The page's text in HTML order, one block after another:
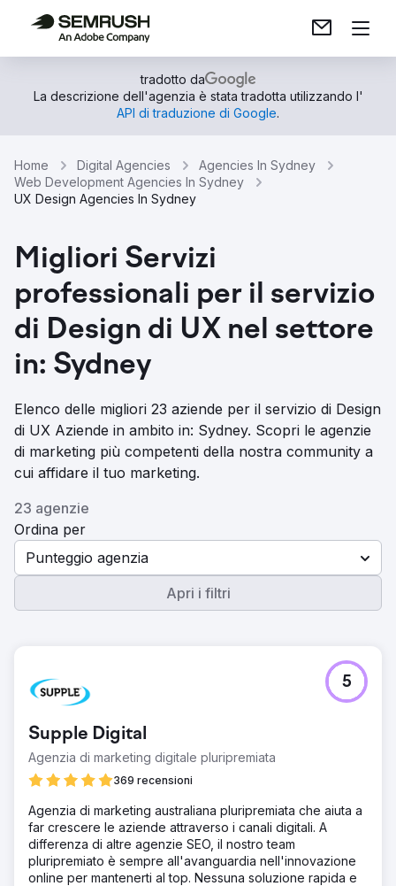
tradotto da
La descrizione dell'agenzia è stata tradotta utilizzando l'
API di traduzione di Google.
Home Digital Agencies
Agencies In Sydney
Web Development Agencies In Sydney
UX Design Agencies In Sydney
Migliori Servizi
professionali per il servizio
di Design di UX nel settore
in: Sydney
Elenco delle migliori 23 aziende per il servizio di Design
di UX Aziende in ambito in: Sydney. Scopri le agenzie
di marketing più competenti della nostra community a
cui affidare il tuo marketing.
23 agenzie
Ordina per
Punteggio agenzia
Apri i filtri
Supple Digital
Agenzia di marketing digitale pluripremiata
369 recensioni
5
Agenzia di marketing australiana pluripremiata che aiuta a
far crescere le aziende attraverso i canali digitali. A
differenza di altre agenzie SEO, il nostro team
pluripremiato è sempre all'avanguardia nell'innovazione
online per mantenerti al top. Nessuna soluzione rapida e